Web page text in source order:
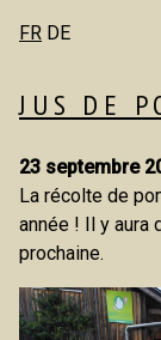
FR DE
JUS DE
23 septembre
La récolte de
année ! Il y aura
prochaine.